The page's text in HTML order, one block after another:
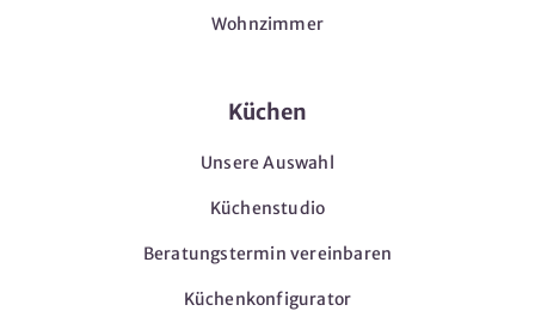
Wohnzimmer
Küchen
Unsere Auswahl
Küchenstudio
Beratungstermin vereinbaren
Küchenkonfigurator